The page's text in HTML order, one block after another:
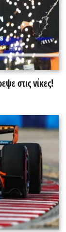
στις νίκες!